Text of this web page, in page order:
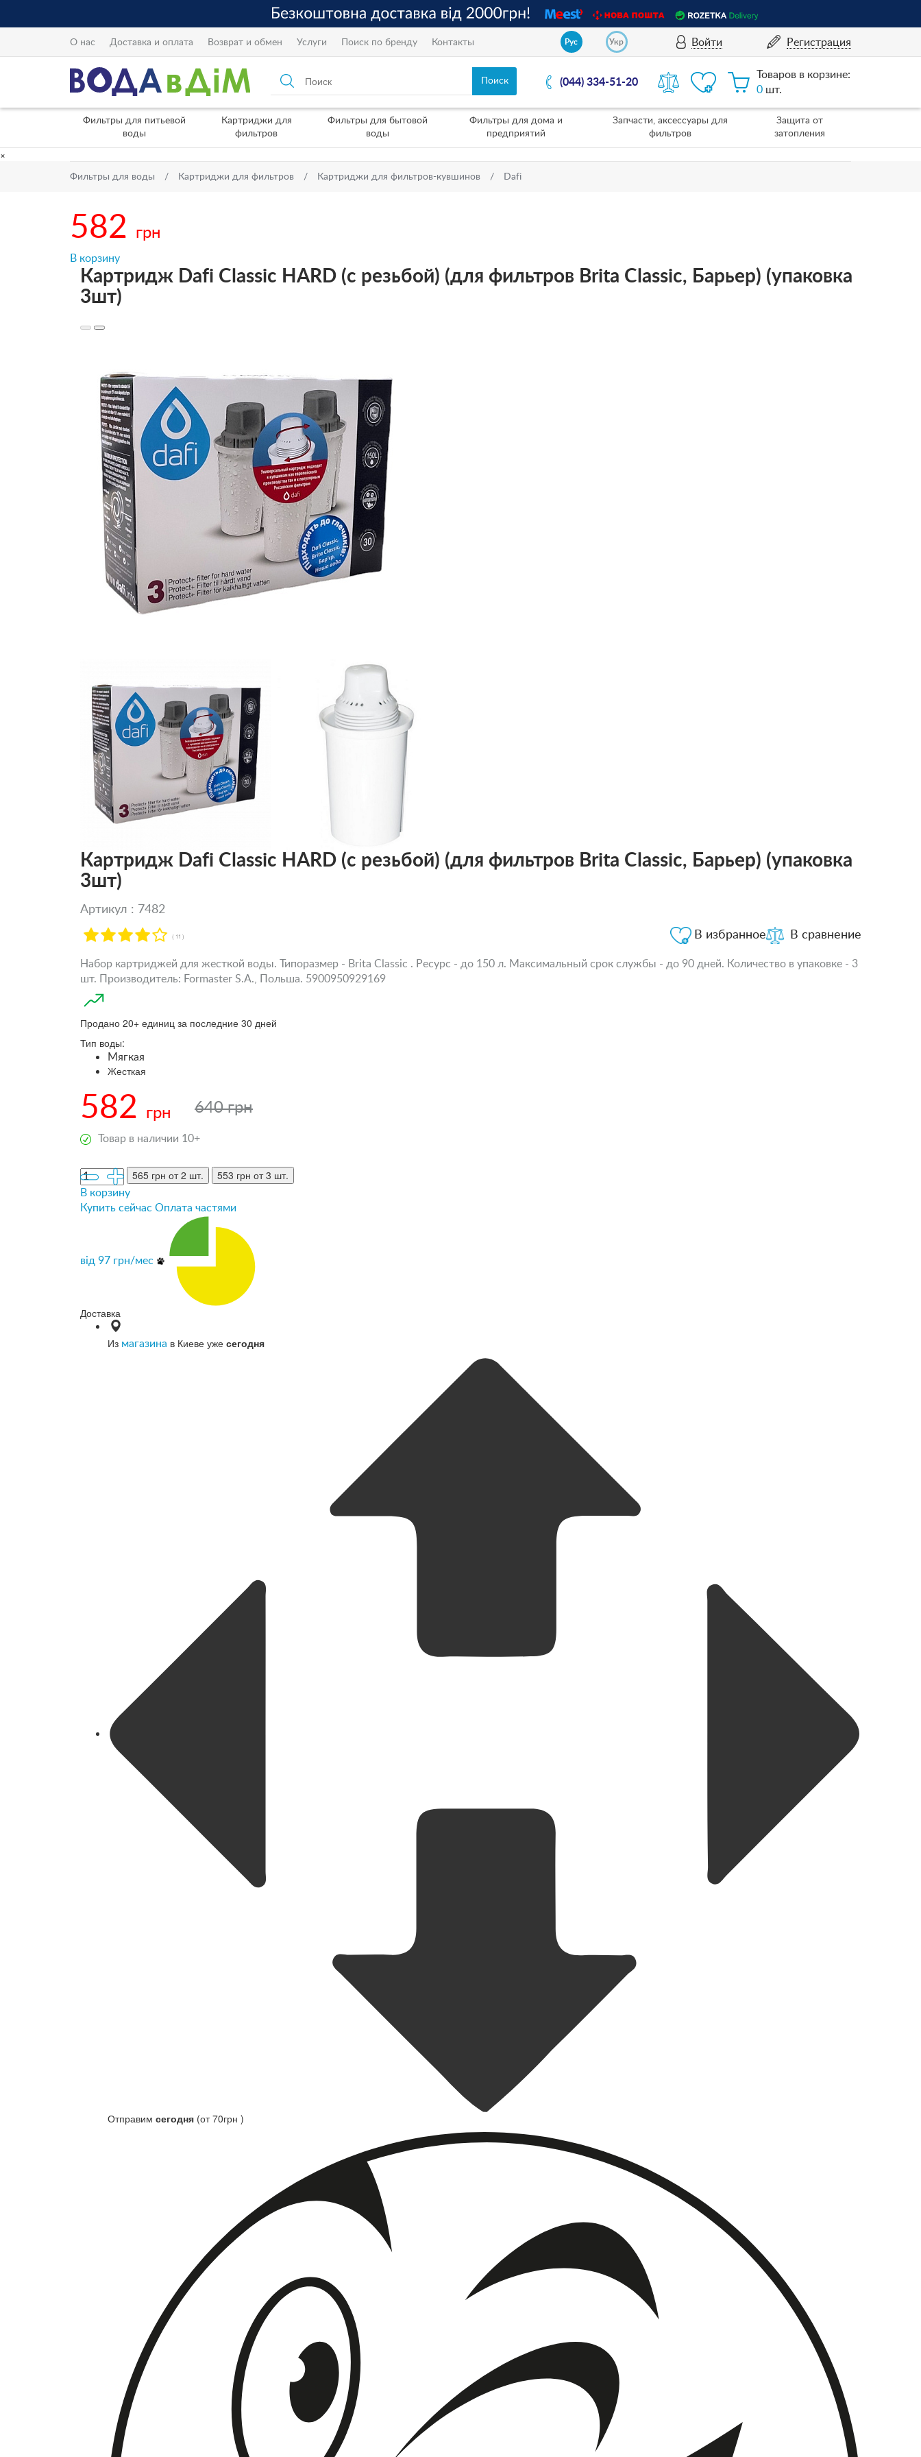
О нас Доставка и оплата Возврат и обмен Услуги Поиск по бренду Контакты Рус Укр Войти Регистрация
(044) 334-51-20
Товаров в корзине:
0 шт.
Фильтры для питьевой
воды
Картриджи для
фильтров
Фильтры для бытовой
воды
Фильтры для дома и
предприятий
Запчасти, аксессуары для
фильтров
Защита от
затопления
×
Фильтры для воды Картриджи для фильтров Картриджи для фильтров-кувшинов Dafi
582 грн
В корзину
Картридж Dafi Classic HARD (с резьбой) (для фильтров Brita Classic, Барьер) (упаковка
3шт)
Картридж Dafi Classic HARD (с резьбой) (для фильтров Brita Classic, Барьер) (упаковка
3шт)
Артикул : 7482
( 11 ) В сравнение
В избранное
Набор картриджей для жесткой воды. Типоразмер - Brita Classic . Ресурс - до 150 л. Максимальный срок службы - до 90 дней. Количество в упаковке - 3
шт. Производитель: Formaster S.A., Польша. 5900950929169
Продано 20+ единиц за последние 30 дней
Тип воды:
Мягкая
Жесткая
582 грн 640 грн
Товар в наличии 10+
565 грн от 2 шт. 553 грн от 3 шт.
В корзину
Купить сейчас Оплата частями
від 97 грн/мес
Доставка
Из магазина в Киеве уже сегодня
Отправим сегодня (от 70грн )